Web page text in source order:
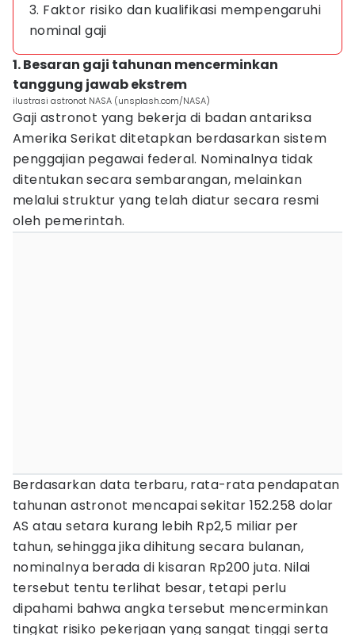
3. Faktor risiko dan kualifikasi mempengaruhi
nominal gaji
1. Besaran gaji tahunan mencerminkan
tanggung jawab ekstrem
ilustrasi astronot NASA (unsplash.com/NASA)
Gaji astronot yang bekerja di badan antariksa
Amerika Serikat ditetapkan berdasarkan sistem
penggajian pegawai federal. Nominalnya tidak
ditentukan secara sembarangan, melainkan
melalui struktur yang telah diatur secara resmi
oleh pemerintah.
Berdasarkan data terbaru, rata-rata pendapatan
tahunan astronot mencapai sekitar 152.258 dolar
AS atau setara kurang lebih Rp2,5 miliar per
tahun, sehingga jika dihitung secara bulanan,
nominalnya berada di kisaran Rp200 juta. Nilai
tersebut tentu terlihat besar, tetapi perlu
dipahami bahwa angka tersebut mencerminkan
tingkat risiko pekerjaan yang sangat tinggi serta